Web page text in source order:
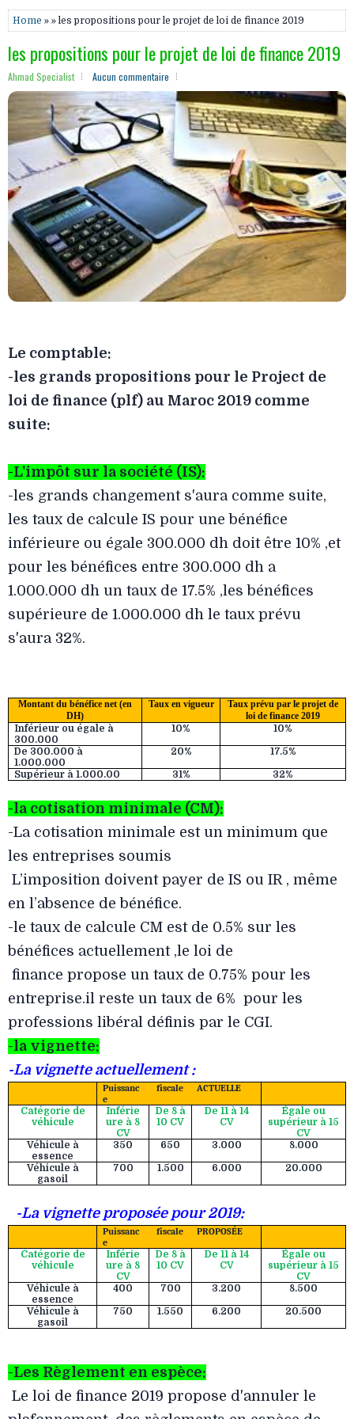
Home » » les propositions pour le projet de loi de finance 2019
les propositions pour le projet de loi de finance 2019
Ahmad Specialist Aucun commentaire
Le comptable:
-les grands propositions pour le Project de
loi de finance (plf) au Maroc 2019 comme
suite:
-L'impôt sur la société (IS):
-les grands changement s'aura comme suite,
les taux de calcule IS pour une bénéfice
inférieure ou égale 300.000 dh doit être 10% ,et
pour les bénéfices entre 300.000 dh a
1.000.000 dh un taux de 17.5% ,les bénéfices
supérieure de 1.000.000 dh le taux prévu
s'aura 32%.
Montant du bénéfice net (en
DH)
Taux en vigueur
Taux prévu par le projet de
loi de finance 2019
Inférieur ou égale à
300.000
10% 10%
De 300.000 à
1.000.000
20% 17.5%
Supérieur à 1.000.00 31% 32%
-la cotisation minimale (CM):
-La cotisation minimale est un minimum que
les entreprises soumis
L’imposition doivent payer de IS ou IR , même
en l’absence de bénéfice.
-le taux de calcule CM est de 0.5% sur les
bénéfices actuellement ,le loi de
finance propose un taux de 0.75% pour les
entreprise.il reste un taux de 6% pour les
professions libéral définis par le CGI.
-la vignette:
-La vignette actuellement :
Puissanc
e
fiscale ACTUELLE
Catégorie de
véhicule
Inférie
ure à 8
CV
De 8 à
10 CV
De 11 à 14
CV
Égale ou
supérieur à 15
CV
Véhicule à
essence
350 650 3.000 8.000
Véhicule à
gasoil
700 1.500 6.000 20.000
-La vignette proposée pour 2019:
Puissanc
e
fiscale PROPOSÉE
Catégorie de
véhicule
Inférie
ure à 8
CV
De 8 à
10 CV
De 11 à 14
CV
Égale ou
supérieur à 15
CV
Véhicule à
essence
400 700 3.200 8.500
Véhicule à
gasoil
750 1.550 6.200 20.500
-Les Règlement en espèce:
Le loi de finance 2019 propose d'annuler le